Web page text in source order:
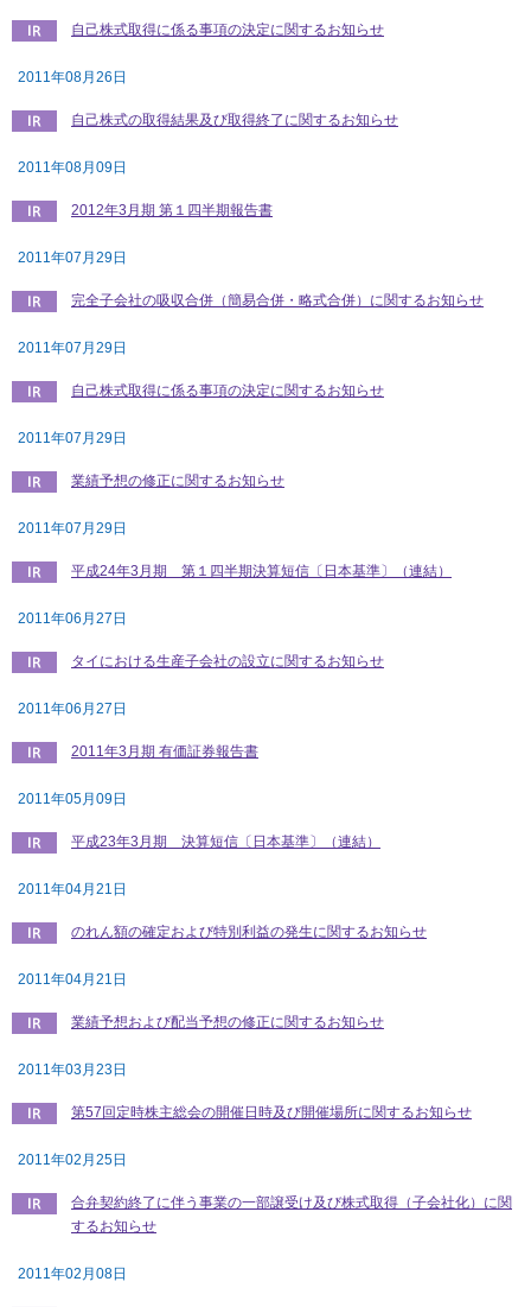
自己株式取得に係る事項の決定に関するお知らせ
2011年08月26日
自己株式の取得結果及び取得終了に関するお知らせ
2011年08月09日
2012年3月期 第１四半期報告書
2011年07月29日
完全子会社の吸収合併（簡易合併・略式合併）に関するお知らせ
2011年07月29日
自己株式取得に係る事項の決定に関するお知らせ
2011年07月29日
業績予想の修正に関するお知らせ
2011年07月29日
平成24年3月期 第１四半期決算短信〔日本基準〕（連結）
2011年06月27日
タイにおける生産子会社の設立に関するお知らせ
2011年06月27日
2011年3月期 有価証券報告書
2011年05月09日
平成23年3月期 決算短信〔日本基準〕（連結）
2011年04月21日
のれん額の確定および特別利益の発生に関するお知らせ
2011年04月21日
業績予想および配当予想の修正に関するお知らせ
2011年03月23日
第57回定時株主総会の開催日時及び開催場所に関するお知らせ
2011年02月25日
合弁契約終了に伴う事業の一部譲受け及び株式取得（子会社化）に関
するお知らせ
2011年02月08日